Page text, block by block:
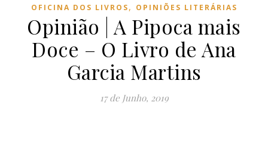
OFICINA DOS LIVROS, OPINIÕES LITERÁRIAS
Opinião | A Pipoca mais
Doce – O Livro de Ana
Garcia Martins
17 de Junho, 2019